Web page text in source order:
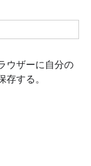
ウザーに自分の
する。